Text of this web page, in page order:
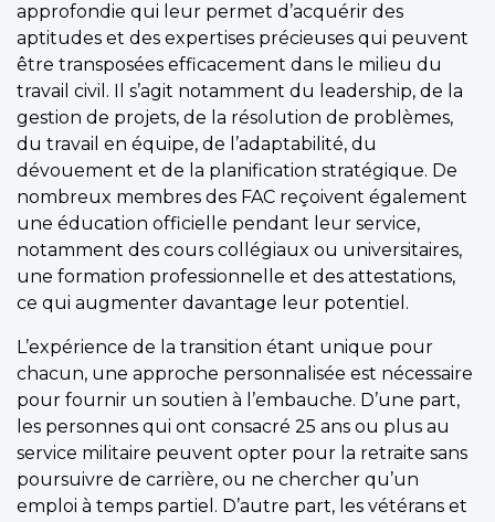
approfondie qui leur permet d’acquérir des
aptitudes et des expertises précieuses qui peuvent
être transposées efficacement dans le milieu du
travail civil. Il s’agit notamment du leadership, de la
gestion de projets, de la résolution de problèmes,
du travail en équipe, de l’adaptabilité, du
dévouement et de la planification stratégique. De
nombreux membres des FAC reçoivent également
une éducation officielle pendant leur service,
notamment des cours collégiaux ou universitaires,
une formation professionnelle et des attestations,
ce qui augmenter davantage leur potentiel.
L’expérience de la transition étant unique pour
chacun, une approche personnalisée est nécessaire
pour fournir un soutien à l’embauche. D’une part,
les personnes qui ont consacré 25 ans ou plus au
service militaire peuvent opter pour la retraite sans
poursuivre de carrière, ou ne chercher qu’un
emploi à temps partiel. D’autre part, les vétérans et